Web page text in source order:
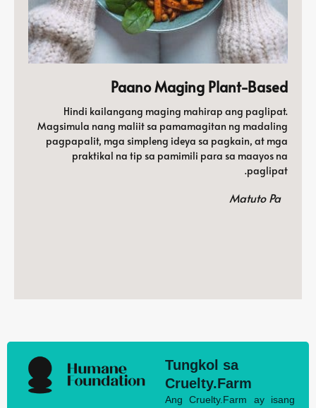
Paano Maging Plant-Based
Hindi kailangang maging mahirap ang paglipat.
Magsimula nang maliit sa pamamagitan ng madaling
pagpapalit, mga simpleng ideya sa pagkain, at mga
praktikal na tip sa pamimili para sa maayos na
paglipat.
Matuto Pa
Tungkol sa
Cruelty.Farm
Ang Cruelty.Farm ay isang